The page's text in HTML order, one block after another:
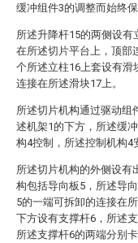
缓冲组件3的调整而始终保
所述升降杆15的两侧设有
在所述切片平台上，顶部
个所述立柱16上套设有滑
连接在所述滑块17上。
所述切片机构通过驱动组
述机架1的下方，所述缓
构4控制，所述控制机构4
所述切片机构的外侧设有
构包括导向板5，所述导
5的一端可拆卸的连接在
下方设有支撑杆6，所述
所述支撑杆6的两端分别